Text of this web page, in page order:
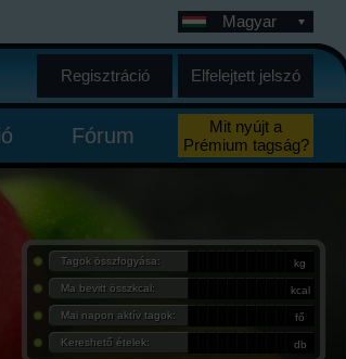
Magyar
Regisztráció Elfelejtett jelszó
Fórum
Mit nyújt a
Prémium tagság?
Tagok összfogyása: kg
Ma bevitt összkcal: kcal
Mai napon aktív tagok: fő
Kereshető ételek: db